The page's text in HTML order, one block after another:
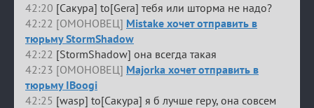
42:20 [Сакура] to[Gera] тебя или шторма не надо?
42:22 [ОМОНОВЕЦ] Mistake хочет отправить в
тюрьму StormShadow
42:22 [StormShadow] она всегда такая
42:23 [ОМОНОВЕЦ] Majorka хочет отправить в
тюрьму IBoogi
42:25 [wasp] to[Сакура] я б лучше геру, она совсем